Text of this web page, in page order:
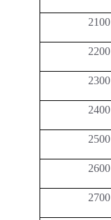
2100
2200
2300
2400
2500
2600
2700